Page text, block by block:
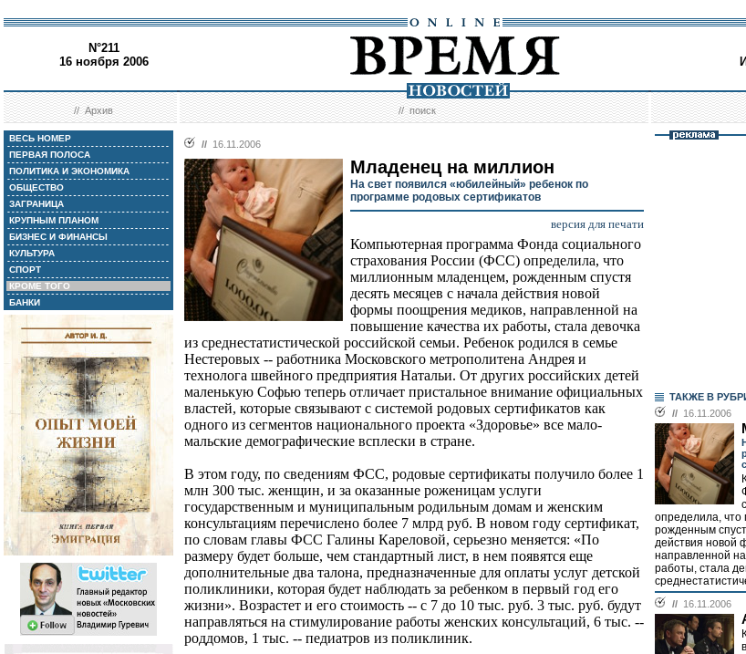
N°211
16 ноября 2006
//Архив //поиск
ВЕСЬ НОМЕР
ПЕРВАЯ ПОЛОСА
ПОЛИТИКА И ЭКОНОМИКА
ОБЩЕСТВО
ЗАГРАНИЦА
КРУПНЫМ ПЛАНОМ
БИЗНЕС И ФИНАНСЫ
КУЛЬТУРА
СПОРТ
КРОМЕ ТОГО
БАНКИ
// 16.11.2006
Младенец на миллион
На свет появился «юбилейный» ребенок по
программе родовых сертификатов
версия для печати
Компьютерная программа Фонда социального
страхования России (ФСС) определила, что
миллионным младенцем, рожденным спустя
десять месяцев с начала действия новой
формы поощрения медиков, направленной на
повышение качества их работы, стала девочка
из среднестатистической российской семьи. Ребенок родился в семье
Нестеровых -- работника Московского метрополитена Андрея и
технолога швейного предприятия Натальи. От других российских детей
маленькую Софью теперь отличает пристальное внимание официальных
властей, которые связывают с системой родовых сертификатов как
одного из сегментов национального проекта «Здоровье» все мало-
мальские демографические всплески в стране.
В этом году, по сведениям ФСС, родовые сертификаты получило более 1
млн 300 тыс. женщин, и за оказанные роженицам услуги
государственным и муниципальным родильным домам и женским
консультациям перечислено более 7 млрд руб. В новом году сертификат,
по словам главы ФСС Галины Кареловой, серьезно меняется: «По
размеру будет больше, чем стандартный лист, в нем появятся еще
дополнительные два талона, предназначенные для оплаты услуг детской
поликлиники, которая будет наблюдать за ребенком в первый год его
жизни». Возрастет и его стоимость -- с 7 до 10 тыс. руб. 3 тыс. руб. будут
направляться на стимулирование работы женских консультаций, 6 тыс. --
роддомов, 1 тыс. -- педиатров из поликлиник.
ТАКЖЕ В
// 16.11.2006
определила,
рожденным
действия новой
направленной
работы, стала
// 16.11.2006